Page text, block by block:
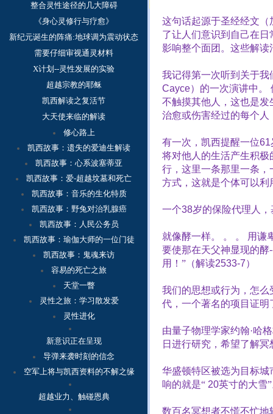
整合灵性途径的几大障碍
《身心灵修行与疗愈》
新纪元诞生的阵痛:地球调为震动状态
需要仔细审视通灵材料
X计划--灵性发展的实验
超越宗教的耶稣
凯西解读之复活节
大天使来临的解读
修心路上
凯西故事： 遗失的爱迪生解读
凯西故事：心系波塞蒂亚
凯西故事：爱-超越坟墓和死亡
凯西故事：音乐的生化特质
凯西故事：野兔对治乳腺癌
凯西故事：人民公务员
凯西故事：瑜伽大师的一位门徒
凯西故事：鬼魂来访
容易的死亡之旅
天堂一瞥
灵性之旅：学习散发爱
灵性进化
新意识正在呈现
导弹来袭时刻的信念
空军上将与凯西资料的不解之缘
超越业力、触碰恩典
这句话起源于圣经经文（
了让人们意识到自己在
影响整个面团。这些解
我记得第一次听到关于
Cayce）的一次演讲中。
不触摸其他人，这也是发
治愈或伤害经过的每个人
有一次，凯西提醒一位61
将对他人的生活产生积极
行，这里一条那里一条
方式，这就是个体可以利
一个38岁的保险代理人
就像酵一样。 。 。
用谦
要使那在天父神显现的酵
用！”（解读2533-7）
我们的思想或行为，怎
代，一个著名的项目证
由量子物理学家约翰·哈
日进行研究，希望了解
华盛顿特区被选为目标
响的就是“ 20英寸的大雪
数百名冥想者不慌不忙